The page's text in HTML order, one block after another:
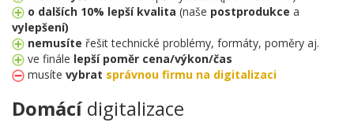
o dalších 10% lepší kvalita (naše postprodukce a
vylepšení)
nemusíte řešit technické problémy, formáty, poměry aj.
ve finále lepší poměr cena/výkon/čas
musíte vybrat správnou firmu na digitalizaci
Domácídigitalizace